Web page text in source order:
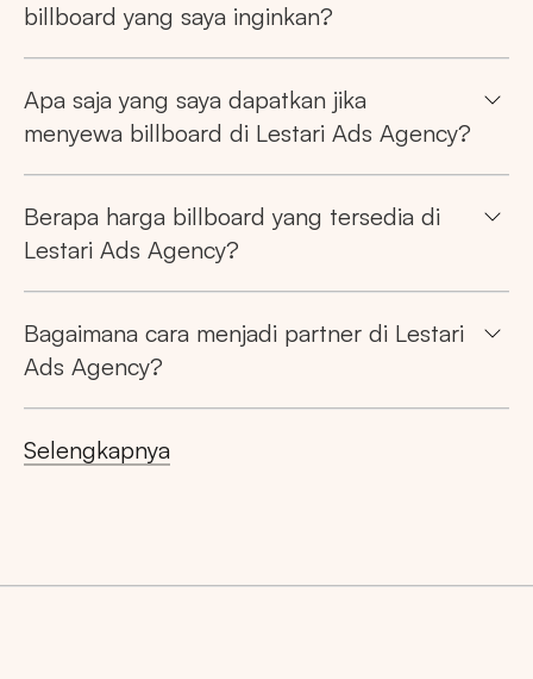
billboard yang saya inginkan?
Apa saja yang saya dapatkan jika
menyewa billboard di Lestari Ads Agency?
Berapa harga billboard yang tersedia di
Lestari Ads Agency?
Bagaimana cara menjadi partner di Lestari
Ads Agency?
Selengkapnya